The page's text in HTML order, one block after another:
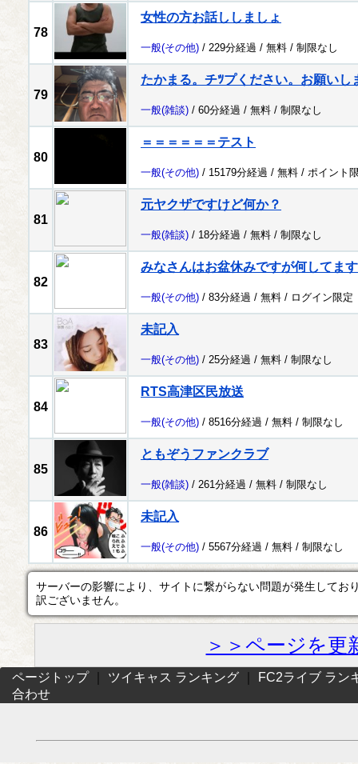
78
女性の方お話ししましょ
一般(その他) / 229分経過 / 無料 / 制限なし
79
たかまる。チﾂプください。お願いし
一般(雑談) / 60分経過 / 無料 / 制限なし
80
＝＝＝＝＝＝テスト
一般(その他) / 15179分経過 / 無料 / ポイント
81
元ヤクザですけど何か？
一般(雑談) / 18分経過 / 無料 / 制限なし
82
みなさんはお盆休みですが何してま
一般(その他) / 83分経過 / 無料 / ログイン限定
83
未記入
一般(その他) / 25分経過 / 無料 / 制限なし
84
RTS高津区民放送
一般(その他) / 8516分経過 / 無料 / 制限なし
85
ともぞうファンクラブ
一般(雑談) / 261分経過 / 無料 / 制限なし
86
未記入
一般(その他) / 5567分経過 / 無料 / 制限なし
サーバーの影響により、サイトに繋がらない問題が発生してお
訳ございません。
＞＞ページを更
ページトップ｜ ツイキャス ランキング
FC2ライブ ラン
合わせ